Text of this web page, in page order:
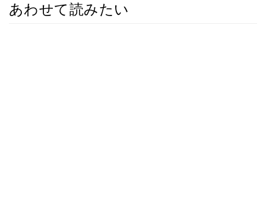
あわせて読みたい